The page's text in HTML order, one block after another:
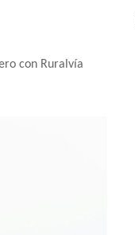
con Ruralvía